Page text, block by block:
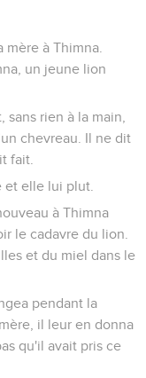
mère à Thimna.
un jeune lion
sans rien à la main,
chevreau. Il ne dit
fait.
et elle lui plut.
à Thimna
le cadavre du lion.
et du miel dans le
pendant la
il leur en donna
qu'il avait pris ce